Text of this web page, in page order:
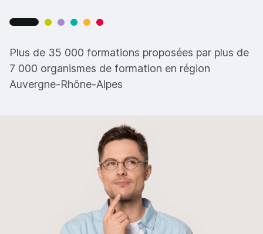
Plus de 35 000 formations proposées par plus de
7 000 organismes de formation en région
Auvergne-Rhône-Alpes